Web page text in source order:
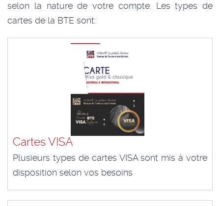
selon la nature de votre compte. Les types de
cartes de la BTE sont:
Cartes VISA
Plusieurs types de cartes VISA sont mis à votre
disposition selon vos besoins